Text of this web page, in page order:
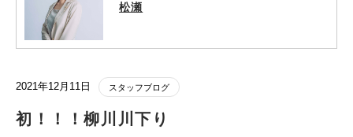
松瀬
2021年12月11日 スタッフブログ
初！！！柳川川下り